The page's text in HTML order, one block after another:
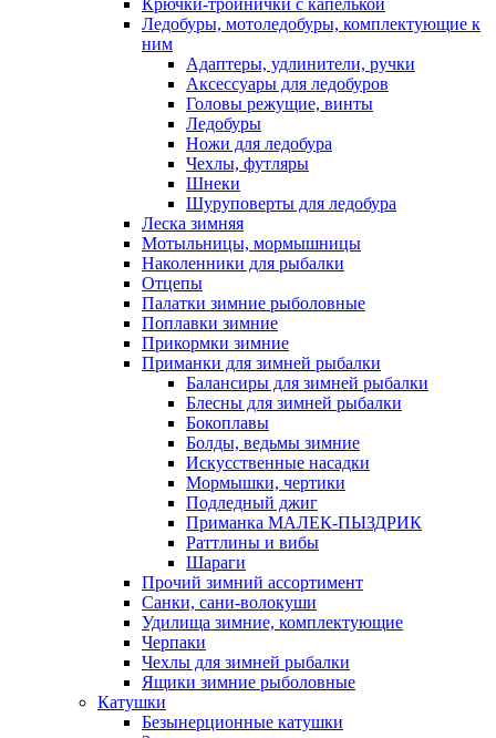
Крючки-тройнички с капелькой
Ледобуры, мотоледобуры, комплектующие к
ним
Адаптеры, удлинители, ручки
Аксессуары для ледобуров
Головы режущие, винты
Ледобуры
Ножи для ледобура
Чехлы, футляры
Шнеки
Шуруповерты для ледобура
Леска зимняя
Мотыльницы, мормышницы
Наколенники для рыбалки
Отцепы
Палатки зимние рыболовные
Поплавки зимние
Прикормки зимние
Приманки для зимней рыбалки
Балансиры для зимней рыбалки
Блесны для зимней рыбалки
Бокоплавы
Болды, ведьмы зимние
Искусственные насадки
Мормышки, чертики
Подледный джиг
Приманка МАЛЕК-ПЫЗДРИК
Раттлины и вибы
Шараги
Прочий зимний ассортимент
Санки, сани-волокуши
Удилища зимние, комплектующие
Черпаки
Чехлы для зимней рыбалки
Ящики зимние рыболовные
Катушки
Безынерционные катушки